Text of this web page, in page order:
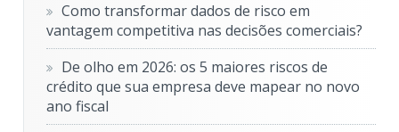
Como transformar dados de risco em
vantagem competitiva nas decisões comerciais?
De olho em 2026: os 5 maiores riscos de
crédito que sua empresa deve mapear no novo
ano fiscal